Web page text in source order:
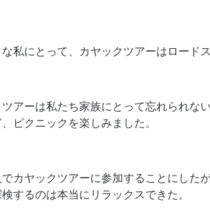
私にとって、カヤックツアーはロード
ツアーは私たち家族にとって忘れられな
ピクニックを楽しみました。
カヤックツアーに参加することにした
するのは本当にリラックスできた。